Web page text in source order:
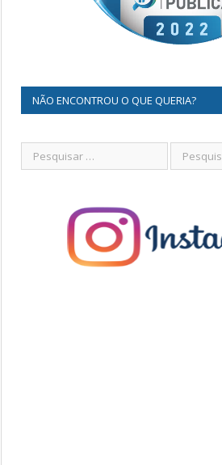
NÃO ENCONTROU O QUE QUERIA?